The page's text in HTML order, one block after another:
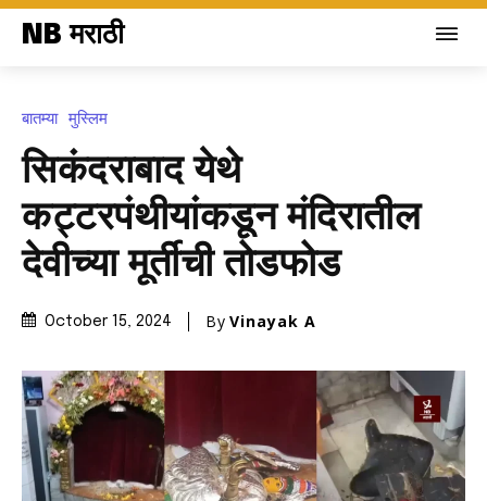
NB मराठी
बातम्या मुस्लिम
सिकंदराबाद येथे
कट्टरपंथीयांकडून मंदिरातील
देवीच्या मूर्तीची तोडफोड
October 15, 2024 By Vinayak A